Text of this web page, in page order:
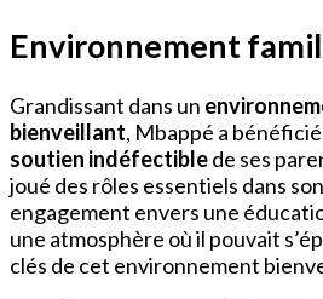
Environnement
Grandissant dans un
bienveillant, Mbappé a
soutien indéfectiblede ses
joué des rôles essentiels dans
engagement envers une
une atmosphère où il pouvait
clés de cet environnement